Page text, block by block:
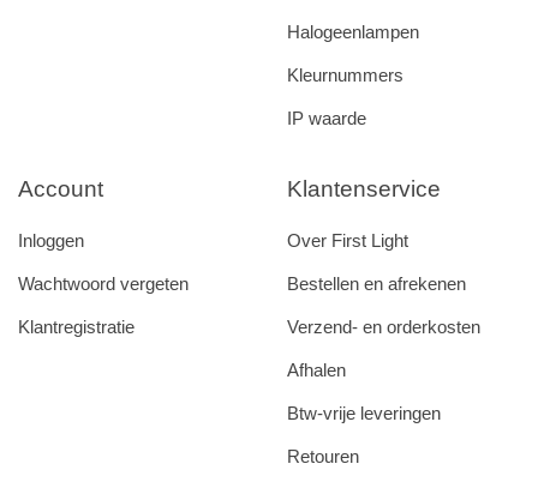
Klantenservice
Over First Light
Bestellen en afrekenen
Verzend- en orderkosten
Afhalen
Btw-vrije leveringen
Retouren
Account
Inloggen
Wachtwoord vergeten
Klantregistratie
Halogeenlampen
Kleurnummers
IP waarde